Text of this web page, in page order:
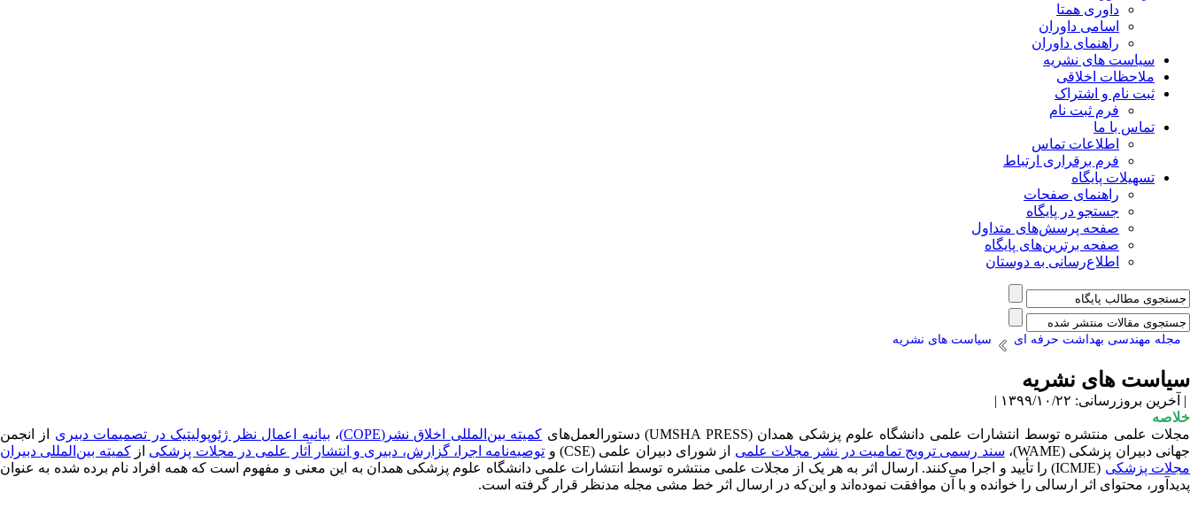
داوری همتا
اسامی داوران
راهنمای داوران
سیاست های نشریه
ملاحظات اخلاقی
ثبت نام و اشتراک
فرم ثبت نام
تماس با ما
اطلاعات تماس
فرم برقراری ارتباط
تسهیلات پایگاه
راهنمای صفحات
جستجو در پایگاه
صفحه پرسش‌های متداول
صفحه برترین‌های پایگاه
اطلاع‌رسانی به دوستان
مجله مهندسی بهداشت حرفه ای سیاست های نشریه
سیاست های نشریه
| آخرین بروزرسانی: ۱۳۹۹/۱۰/۲۲ |
خلاصه
مجلات علمی منتشره توسط انتشارات علمی دانشگاه علوم پزشکی همدان (UMSHA PRESS) دستورالعمل‌های
کمیته بین‌المللی اخلاق نشر(COPE) ، بیانیه اعمال نظر ژئوپولیتیک در تصمیمات دبیری از انجمن
جهانی دبیران پزشکی (WAME)،
سند رسمی ترویج تمامیت در نشر مجلات علمی از شورای دبیران علمی (CSE) و توصیه‌نامه اجرا، گزارش، دبیری و انتشار آثار علمی در مجلات پزشکی ازکمیته بین‌المللی دبیران
مجلات پزشکی
(ICMJE) را تأیید و اجرا می‌کنند. ارسال اثر به هر یک از مجلات علمی منتشره توسط انتشارات علمی دانشگاه علوم پزشکی همدان به این معنی و مفهوم است که همه افراد نام‌ برده‌ شده به ‌عنوان
پدیدآور، محتوای اثر ارسالی را خوانده و با آن موافقت نموده‌اند و این‌که در ارسال اثر خط مشی‌ مجله مدنظر قرار گرفته‌ است.